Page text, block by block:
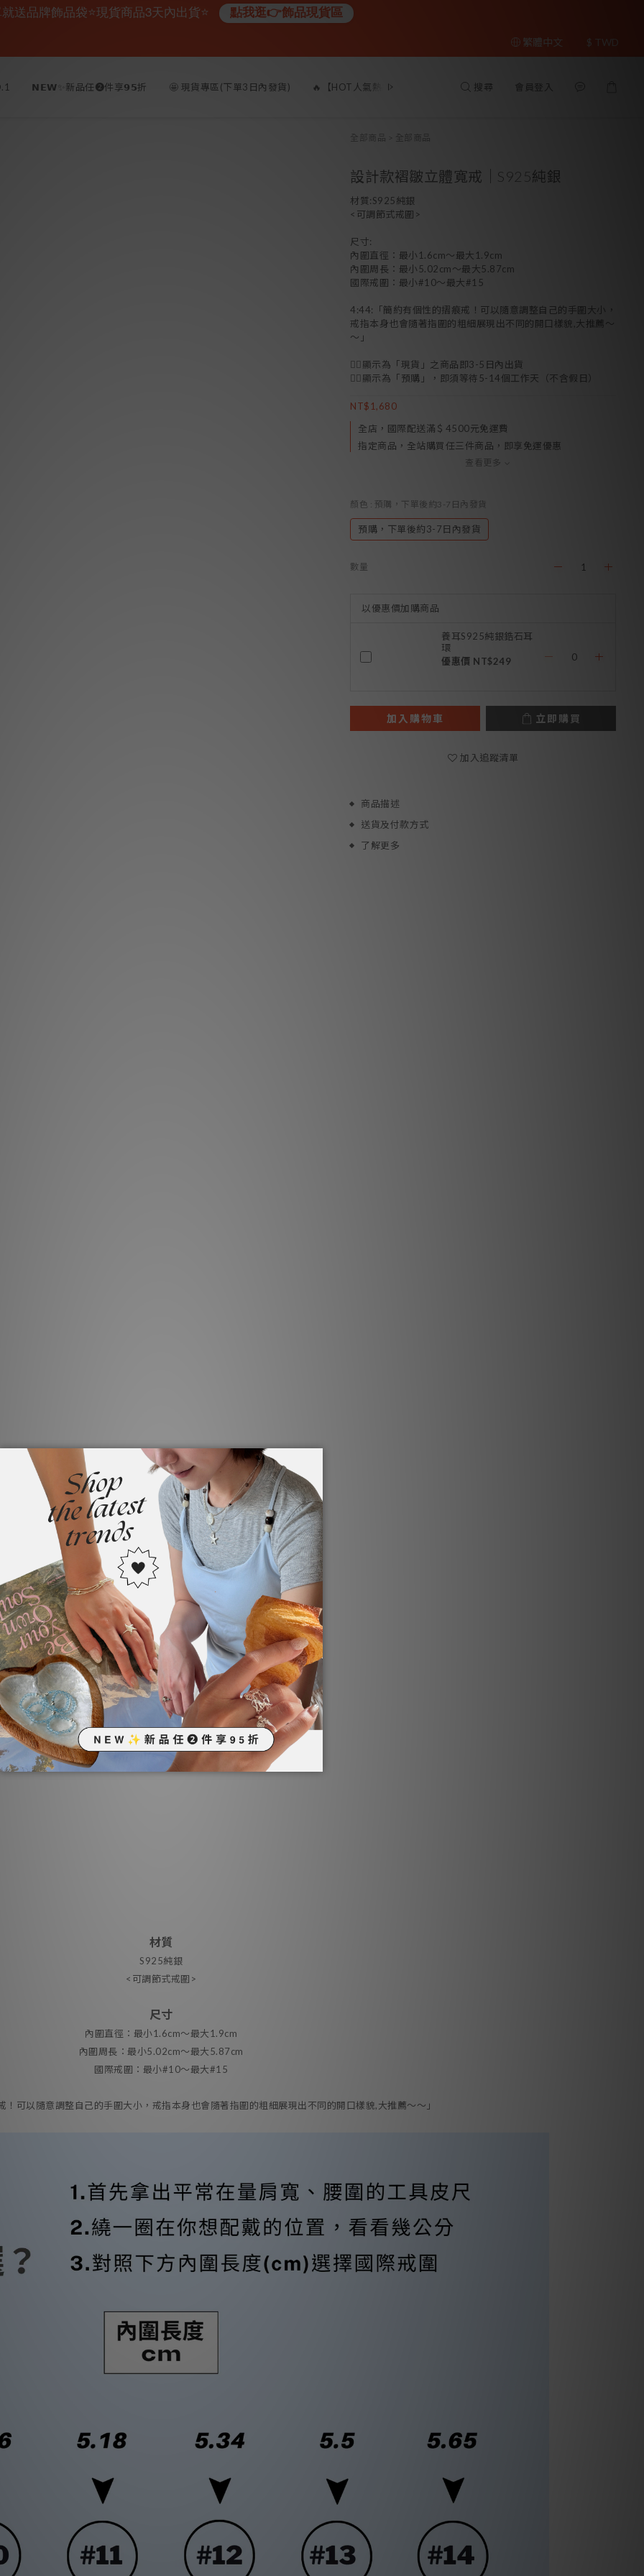
繁體中文 $ TWD
𝗡𝗘𝗪✨新品任❷件享𝟵𝟱折 🤩 現貨專區(下單3日內發貨) 🔥【HOT人氣熱銷】跟著買不出錯！ 全部商品
搜尋 會員登入
全部商品 全部商品
設計款褶皺立體寬戒｜S925純銀
材質:S925純銀
<可調節式戒圍>
尺寸:
內圍直徑：最小1.6cm～最大1.9cm
內圍周長：最小5.02cm～最大5.87cm
國際戒圍：最小#10～最大#15
4:44:「簡約有個性的摺痕戒！可以隨意調整自己的手圍大小，
戒指本身也會隨著指圍的粗細展現出不同的開口樣貌,大推薦～
～」
👉🏻顯示為「現貨」之商品即3-5日內出貨
👉🏻顯示為「預購」，即須等待5-14個工作天（不含假日）
NT$1,680
全店，國際配送滿＄4500元免運費
指定商品，全站購買任三件商品，即享免運優惠
查看更多
顏色 : 預購，下單後約3-7日內發貨
預購，下單後約3-7日內發貨
數量
以優惠價加購商品
養耳S925純銀鋯石耳
環
優惠價 NT$249
加入購物車 立即購買
加入追蹤清單
商品描述
送貨及付款方式
了解更多
材質
S925純銀
<可調節式戒圍>
尺寸
內圍直徑：最小1.6cm～最大1.9cm
內圍周長：最小5.02cm～最大5.87cm
國際戒圍：最小#10～最大#15
可以隨意調整自己的手圍大小，戒指本身也會隨著指圍的粗細展現出不同的開口樣貌,大推薦～～」
就送品牌飾品袋⭐現貨商品3天內出貨⭐ 點我逛👉飾品現貨區